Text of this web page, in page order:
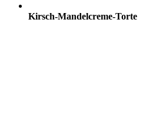
Kirsch-Mandelcreme-Torte